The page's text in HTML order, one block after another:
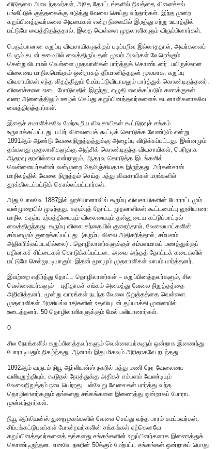
விடுதலை அடைந்தவர்கள், அதே தோட்டங்களில் நிலத்தை விளைச்சல்
பங்கீட்டுக் குத்தகைக்கு எடுத்து வேலை செய்து வந்தார்கள். இந்த முறை
கறுப்பினத்தவர்களை அடிமைகள் என்ற நிலையில் இருந்து சற்று உயரத்தில்
மட்டுமே வைத்திருந்ததால், இதை வெள்ளை முதலாளிகளும் விரும்பினார்கள்.
பெரும்பாலான கறுப்பு விவசாயிகளுக்குப் படிப்பறிவு இல்லாததால், அவர்களைப்
பெரும் கடன் சுமையில் வைத்திருப்பதன் மூலம் அவர்கள் வேறெங்கும்
சென்றுவிடாமல் வெள்ளை முதலாளிகள் பார்த்துக் கொண்டனர். பயிருக்கான
விலையை மாநிலமெங்கும் ஒன்றாகத் தீர்மானித்ததன் மூலமாக, கறுப்பு
விவசாயிகள் எந்த விதத்திலும் மேம்பட்டுவிடாமலும் பார்த்துக் கொண்டிருந்தனர்.
விளைச்சலை எடை போடுவதில் இருந்து, எழுதி வைக்கப்படும் கணக்குகள்
வரை அனைத்திலும் ஊழல் செய்து கறுப்பினத்தவர்களைக் கடனாளிகளாகவே
வைத்திருந்தார்கள்.
இதைச் சமாளிக்கவே மேற்கூறிய விவசாயிகள் கூட்டுறவுச் சங்கம்
உருவாக்கப்பட்டது. பயிர் விலையைக் கூட்டிக் கொடுக்க வேண்டும் என்று
1891ஆம் ஆண்டு வேலைநிறுத்தத்துக்கு அழைப்பு விடுக்கப்பட்டது. இன்னமும்
தங்களது முதலாளிகளுக்கு அஞ்சிக் கொண்டிருந்த விவசாயிகள், பெரிதாக
ஆதரவு தரவில்லை என்றாலும், ஆதரவு கொடுத்த இடங்களில்
வெள்ளையர்களின் வன்முறை மிதமிஞ்சியதாக இருந்தது. அர்கன்சாஸ்
மாநிலத்தில் வேலை நிறுத்தம் செய்த பத்து விவசாயிகள் மரங்களில்
தூக்கிலடப்பட்டுக் கொல்லப்பட்டார்கள்.
அது போலவே 1887இல் லூசியானாவில் கரும்பு விவசாயிகளின் போராட்டமும்
வன்முறையில் முடிந்தது. கரும்புத் தோட்ட முதலாளிகள் கூட்டமைப்பு லூசியானா
மாநில கருப்பு உற்பத்தியையும் விலையையும் தன்னுடைய கட்டுப்பாட்டில்
வைத்திருந்தது. கரும்பு விலை சந்தையில் குறைந்தால், வேலையாட்களின்
சம்பளமும் குறைக்கப்பட்டது. (கரும்பு விலை அதிகரித்தால், சம்பளம்
அதிகரிக்கப்படவில்லை) . தொழிலாளர்களுக்குச் சம்பளமாகப் பணத்துக்குப்
பதிலாகச் சிட்டைகள் கொடுக்கப்பட்டன. அவை அந்தத் தோட்டக் கடைகளில்
மட்டுமே செல்லுபடியாகும். இதன் மூலமும் முதலாளிகள் லாபம் பார்த்தனர்.
இவற்றை எதிர்த்து தோட்ட தொழிலாளர்கள் – கறுப்பினத்தவர்களும், சில
வெள்ளையர்களும் – புதிதாகச் சங்கம் அமைத்து வேலை நிறுத்தத்தை
அறிவித்தனர். மூன்று வாரங்கள் நடந்த வேலை நிறுத்தத்தை வெள்ளை
முதலாளிகள் அரசியல்வாதிகளின் உதவியுடன் துப்பாக்கி முனையில்
உடைத்தனர். 50 தொழிலாளிகளுக்கும் மேல் பலியானார்கள்.
0
சில நேரங்களில் கறுப்பினத்தவர்களும் வெள்ளையர்களும் ஒன்றாக இணைந்து
போராடியதும் நிகழ்ந்தது. ஆனால் இது மிகவும் அரிதாகவே நடந்தது.
1892ஆம் வருடம் நியூ ஆர்லியன்ஸ் நகரில் பத்து மணி நேர வேலையை
வலியுறுத்தியும், கூடுதல் நேரத்துக்கு அதிகச் சம்பளம் வேண்டியும்
வேலைநிறுத்தம் நடைபெற்றது. பல்வேறு வேலைகள் பார்த்து வந்த
தொழிலாளர்களும் தங்களது சங்கங்களை இணைத்து ஒன்றாகப் போராட
முன்வந்தார்கள்.
நியூ ஆர்லியன்ஸ் துறைமுகங்களில் வேலை செய்து வந்த பாரம் சுமப்பவர்கள்,
சிப்பங்கட்டுபவர்கள் போன்றவர்களின் சங்கங்கள் ஏற்கெனவே
கறுப்பினத்தவர்களைத் தங்களது சங்கங்களின் உறுப்பினர்களாக இணைத்துக்
கொண்டிருந்தன. எனவே நகரின் 50க்கும் மேற்பட்ட சங்கங்கள் ஒன்றாகப் பொது